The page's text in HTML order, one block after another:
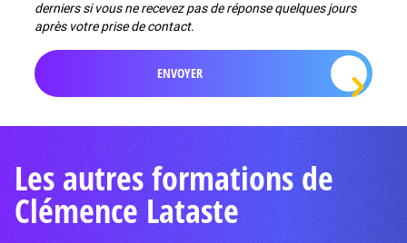
derniers si vous ne recevez pas de réponse quelques jours
après votre prise de contact.
Les autres formations de
Clémence Lataste